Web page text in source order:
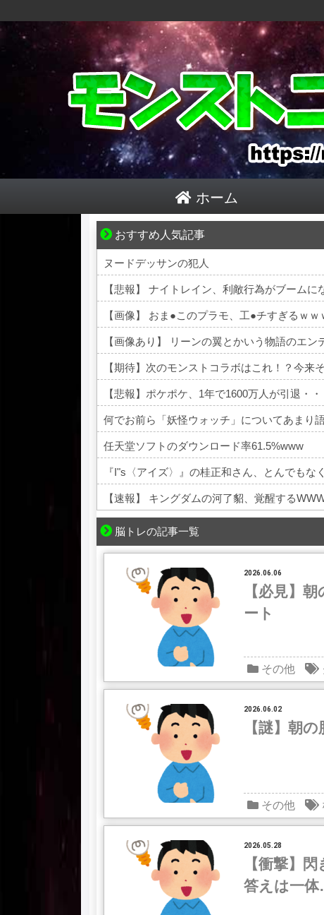
ホーム
おすすめ人気記事
平穏が少しずつ壊れていく家族の物語。
ヌードデッサンの犯人
【悲報】 ナイトレイン、利敵行為がブームに
【画像】 おま●このプラモ、工●チすぎるｗｗ
【画像あり】 リーンの翼とかいう物語のエ
【期待】次のモンストコラボはこれ！？今来
【悲報】ポケポケ、1年で1600万人が引退・・
何でお前ら「妖怪ウォッチ」についてあまり
任天堂ソフトのダウンロード率61.5%www
『I"s〈アイズ〉』の桂正和さん、とんでも
【速報】 キングダムの河了貂、覚醒する
Powered by livedoor 相互RSS
脳トレの記事一覧
2026.06.06
【必見】
ート
その他
2026.06.02
【謎】朝
その他
2026.05.28
【衝撃】
答えは一